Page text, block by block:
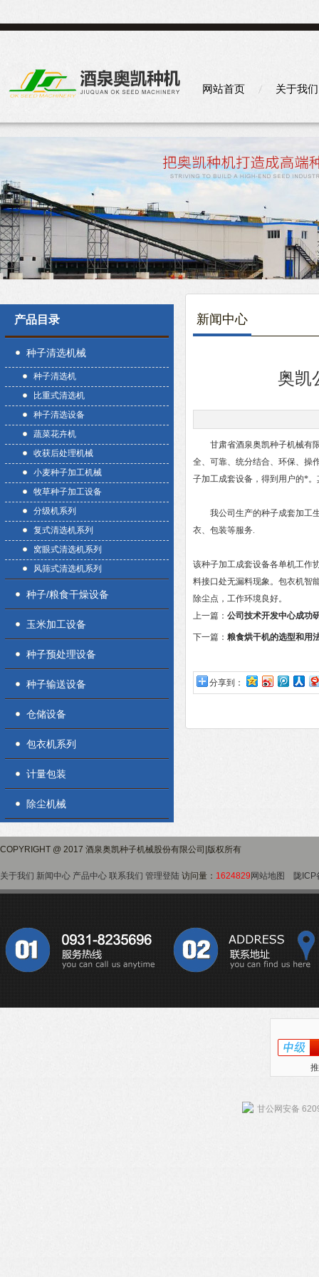
网站首页 关于我们
产品目录
种子清选机械
种子清选机
比重式清选机
种子清选设备
蔬菜花卉机
收获后处理机械
小麦种子加工机械
牧草种子加工设备
分级机系列
复式清选机系列
窝眼式清选机系列
风筛式清选机系列
种子/粮食干燥设备
玉米加工设备
种子预处理设备
种子输送设备
仓储设备
包衣机系列
计量包装
除尘机械
新闻中心
奥凯
甘肃省酒泉奥凯种子机械有限
全、可靠、统分结合、环保、操
子加工成套设备，得到用户的*
我公司生产的种子成套加工生
衣、包装等服务.
该种子加工成套设备各单机工作
料接口处无漏料现象。包衣机智
除尘点，工作环境良好。
上一篇： 公司技术开发中心成功
下一篇： 粮食烘干机的选型和用
分享到：
COPYRIGHT @ 2017 酒泉奥凯种子机械股份有限公司|版权所有
关于我们 新闻中心 产品中心 联系我们 管理登陆 访问量： 1624829 网站地图 陇
甘公网安备